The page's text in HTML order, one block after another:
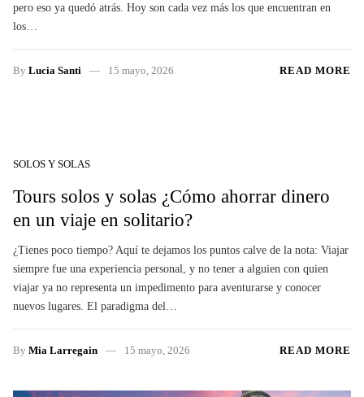
pero eso ya quedó atrás. Hoy son cada vez más los que encuentran en
los…
By Lucia Santi 15 mayo, 2026 READ MORE
SOLOS Y SOLAS
Tours solos y solas ¿Cómo ahorrar dinero
en un viaje en solitario?
¿Tienes poco tiempo? Aquí te dejamos los puntos calve de la nota: Viajar
siempre fue una experiencia personal, y no tener a alguien con quien
viajar ya no representa un impedimento para aventurarse y conocer
nuevos lugares. El paradigma del…
By Mia Larregain 15 mayo, 2026 READ MORE